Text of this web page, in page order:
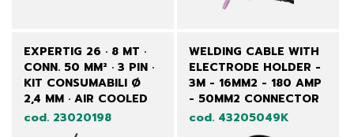
EXPERTIG 26 · 8 MT ·
CONN. 50 MM² · 3 PIN ·
KIT CONSUMABILI Ø
2,4 MM · AIR COOLED
cod. 23020198
WELDING CABLE WITH
ELECTRODE HOLDER -
3M - 16MM2 - 180 AMP
- 50MM2 CONNECTOR
cod. 43205049K